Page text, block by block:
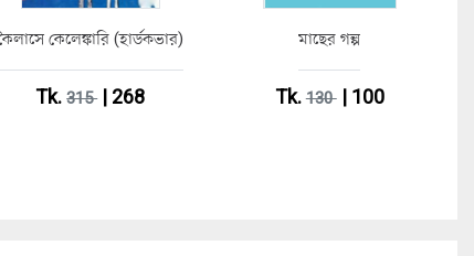
কেলেঙ্কারি (হার্ডকভার)
Tk.315| 268
মাছের গল্প
Tk.130| 100